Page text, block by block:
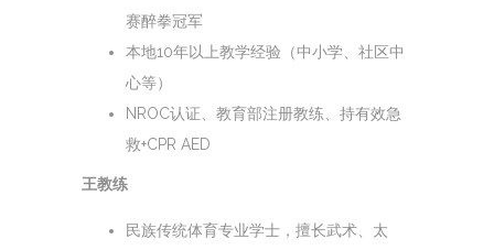
赛醉拳冠军
本地10年以上教学经验（中小学、社区中
心等）
NROC认证、教育部注册教练、持有效急
救+CPR AED
王教练
民族传统体育专业学士，擅长武术、太